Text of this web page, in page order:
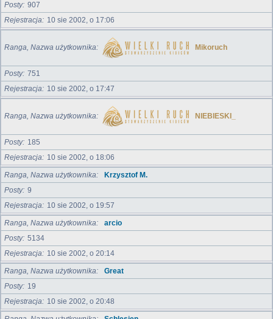
Posty 907
Rejestracja
10 sie 2002, o 17:06
Ranga, Nazwa użytkownika Mikoruch
Posty 751
Rejestracja
10 sie 2002, o 17:47
Ranga, Nazwa użytkownika NIEBIESKI_
Posty
185
Rejestracja
10 sie 2002, o 18:06
Ranga, Nazwa użytkownika
Krzysztof M.
Posty 9
Rejestracja
10 sie 2002, o 19:57
Ranga, Nazwa użytkownika
arcio
Posty 5134
Rejestracja
10 sie 2002, o 20:14
Ranga, Nazwa użytkownika
Great
Posty
19
Rejestracja
10 sie 2002, o 20:48